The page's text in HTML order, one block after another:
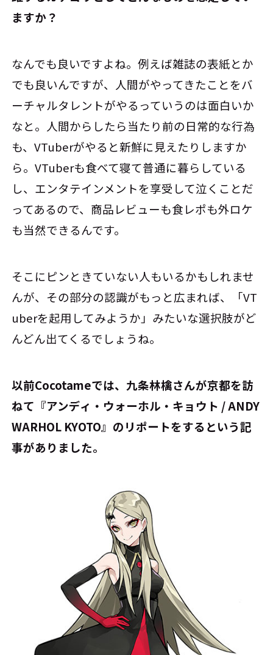
ますか？
なんでも良いですよね。例えば雑誌の表紙とか
でも良いんですが、人間がやってきたことをバ
ーチャルタレントがやるっていうのは面白いか
なと。人間からしたら当たり前の日常的な行為
も、VTuberがやると新鮮に見えたりしますか
ら。VTuberも食べて寝て普通に暮らしている
し、エンタテインメントを享受して泣くことだ
ってあるので、商品レビューも食レポも外ロケ
も当然できるんです。
そこにピンときていない人もいるかもしれませ
んが、その部分の認識がもっと広まれば、「VT
uberを起用してみようか」みたいな選択肢がど
んどん出てくるでしょうね。
――以前Cocotameでは、九条林檎さんが京都を訪
ねて『アンディ・ウォーホル・キョウト / ANDY
WARHOL KYOTO』のリポートをするという記
事がありました。